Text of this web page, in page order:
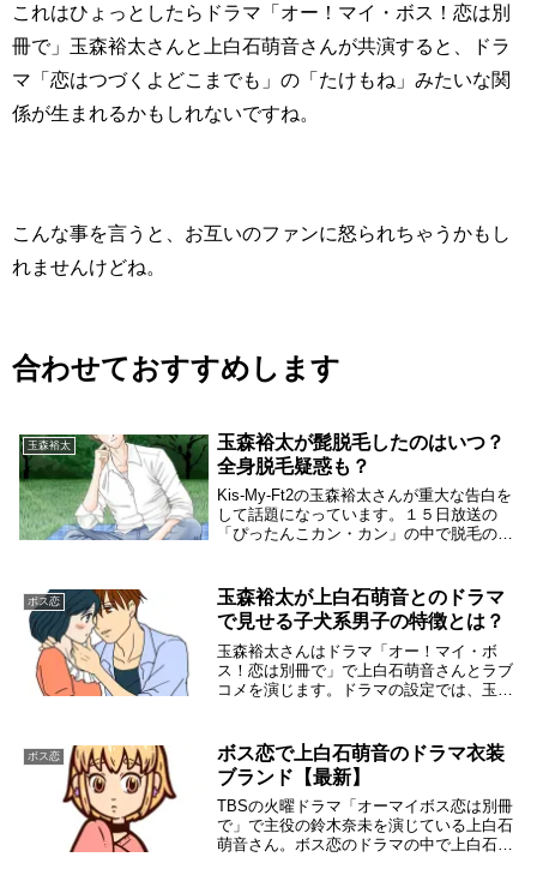
これはひょっとしたらドラマ「オー！マイ・ボス！恋は別
冊で」玉森裕太さんと上白石萌音さんが共演すると、ドラ
マ「恋はつづくよどこまでも」の「たけもね」みたいな関
係が生まれるかもしれないですね。
こんな事を言うと、お互いのファンに怒られちゃうかもし
れませんけどね。
合わせておすすめします
玉森裕太
玉森裕太が髭脱毛したのはいつ？
全身脱毛疑惑も？
Kis-My-Ft2の玉森裕太さんが重大な告白を
して話題になっています。１５日放送の
「ぴったんこカン・カン」の中で脱毛の話
った模様です。全身脱毛疑惑も含め調査し
てみ...
ボス恋
玉森裕太が上白石萌音とのドラマ
で見せる子犬系男子の特徴とは？
玉森裕太さんはドラマ「オー！マイ・ボ
ス！恋は別冊で」で上白石萌音さんとラブ
コメを演じます。ドラマの設定では、玉森
のか、きちんと理解しているとドラマも楽
しめると思い、き...
ボス恋
ボス恋で上白石萌音のドラマ衣装
ブランド【最新】
TBSの火曜ドラマ「オーマイボス恋は別冊
で」で主役の鈴木奈未を演じている上白石
萌音さん。ボス恋のドラマの中で上白石萌